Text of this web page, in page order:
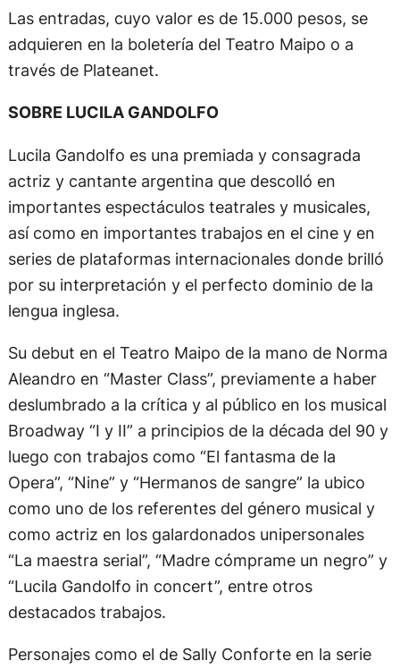
Las entradas, cuyo valor es de 15.000 pesos, se
adquieren en la boletería del Teatro Maipo o a
través de Plateanet.
SOBRE LUCILA GANDOLFO
Lucila Gandolfo es una premiada y consagrada
actriz y cantante argentina que descolló en
importantes espectáculos teatrales y musicales,
así como en importantes trabajos en el cine y en
series de plataformas internacionales donde brilló
por su interpretación y el perfecto dominio de la
lengua inglesa.
Su debut en el Teatro Maipo de la mano de Norma
Aleandro en “Master Class”, previamente a haber
deslumbrado a la crítica y al público en los musical
Broadway “I y II” a principios de la década del 90 y
luego con trabajos como “El fantasma de la
Opera”, “Nine” y “Hermanos de sangre” la ubico
como uno de los referentes del género musical y
como actriz en los galardonados unipersonales
“La maestra serial”, “Madre cómprame un negro” y
“Lucila Gandolfo in concert”, entre otros
destacados trabajos.
Personajes como el de Sally Conforte en la serie